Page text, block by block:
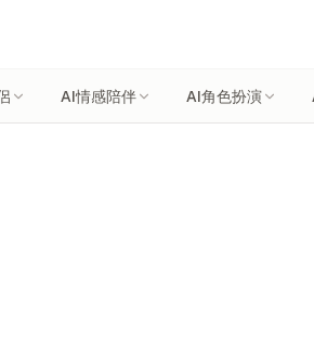
AI情感陪伴 AI角色扮演